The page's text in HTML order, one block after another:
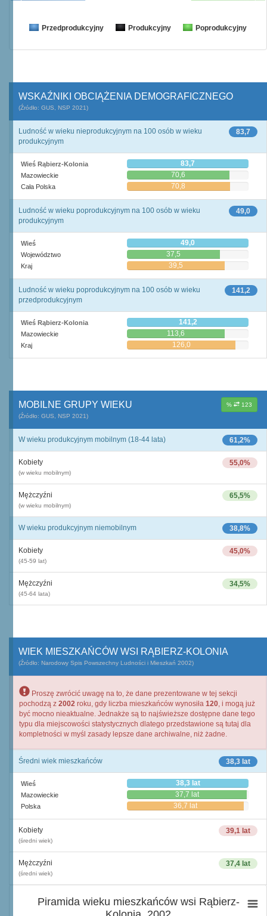
Przedprodukcyjny Produkcyjny Poprodukcyjny
WSKAŹNIKI OBCIĄŻENIA DEMOGRAFICZNEGO
(Źródło: GUS, NSP 2021)
83,7
Ludność w wieku nieprodukcyjnym na 100 osób w wieku
produkcyjnym
Wieś Rąbierz-Kolonia 83,7
Mazowieckie 70,6
Cała Polska 70,8
49,0
Ludność w wieku poprodukcyjnym na 100 osób w wieku
produkcyjnym
Wieś 49,0
Województwo 37,5
Kraj 39,5
141,2
Ludność w wieku poprodukcyjnym na 100 osób w wieku
przedprodukcyjnym
Wieś Rąbierz-Kolonia 141,2
Mazowieckie 113,6
Kraj 126,0
% 123
MOBILNE GRUPY WIEKU
(Źródło: GUS, NSP 2021)
61,2%
W wieku produkcyjnym mobilnym (18-44 lata)
55,0%
Kobiety
(w wieku mobilnym)
65,5%
Mężczyźni
(w wieku mobilnym)
38,8%
W wieku produkcyjnym niemobilnym
45,0%
Kobiety
(45-59 lat)
34,5%
Mężczyźni
(45-64 lata)
WIEK MIESZKAŃCÓW WSI RĄBIERZ-KOLONIA
(Źródło: Narodowy Spis Powszechny Ludności i Mieszkań 2002)
Proszę zwrócić uwagę na to, że dane prezentowane w tej sekcji
pochodzą z 2002 roku, gdy liczba mieszkańców wynosiła 120, i mogą już
być mocno nieaktualne. Jednakże są to najświeższe dostępne dane tego
typu dla miejscowości statystycznych dlatego przedstawione są tutaj dla
kompletności w myśl zasady lepsze dane archiwalne, niż żadne.
38,3 lat
Średni wiek mieszkańców
Wieś 38,3 lat
Mazowieckie 37,7 lat
Polska 36,7 lat
39,1 lat
Kobiety
(średni wiek)
37,4 lat
Mężczyźni
(średni wiek)
Piramida wieku mieszkańców wsi Rąbierz-